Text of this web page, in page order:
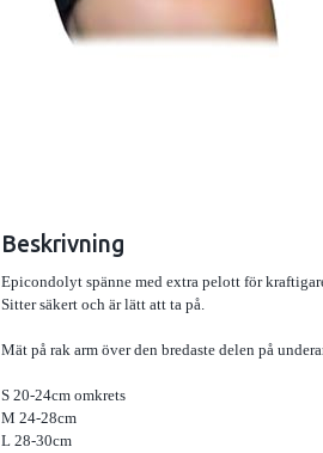
Beskrivning
Epicondolyt spänne med extra pelott för
Sitter säkert och är lätt att ta på.
Mät på rak arm över den bredaste delen på
S 20-24cm omkrets
M 24-28cm
L 28-30cm